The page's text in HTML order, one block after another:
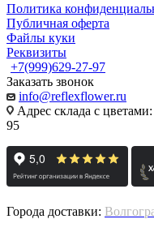
Политика
Публичная оферта
Файлы куки
Реквизиты
+7(999)629-27-97
Заказать звонок
info@reflexflower.ru
Адрес склада с
95
Города доставки: